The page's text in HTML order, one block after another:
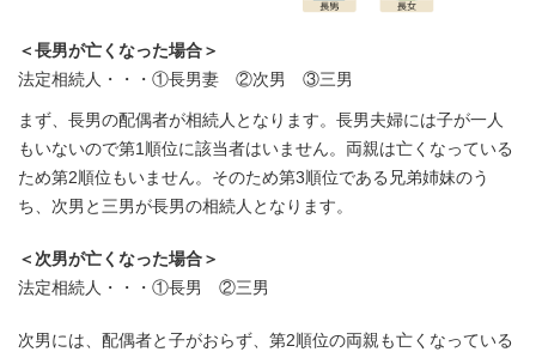
＜長男が亡くなった場合＞
法定相続人・・・①長男妻 ②次男 ③三男
まず、長男の配偶者が相続人となります。長男夫婦には子が一人
もいないので第1順位に該当者はいません。両親は亡くなっている
ため第2順位もいません。そのため第3順位である兄弟姉妹のう
ち、次男と三男が長男の相続人となります。
＜次男が亡くなった場合＞
法定相続人・・・①長男 ②三男
次男には、配偶者と子がおらず、第2順位の両親も亡くなっている